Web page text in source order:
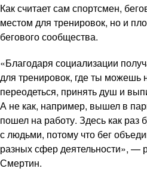
Как считает сам спортсмен,
местом для тренировок, но и
бегового сообщества.
«Благодаря социализации
для тренировок, где ты можешь
переодеться, принять душ и
А не как, например, вышел в
пошел на работу. Здесь как раз
с людьми, потому что бег
разных сфер деятельности», —
Смертин.